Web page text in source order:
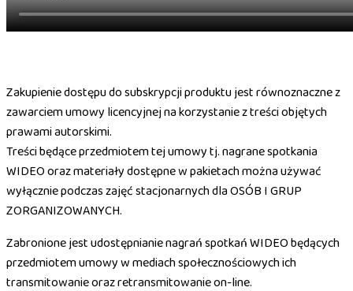
Zakupienie dostępu do subskrypcji produktu jest równoznaczne z
zawarciem umowy licencyjnej na korzystanie z treści objętych
prawami autorskimi.
Treści będące przedmiotem tej umowy tj. nagrane spotkania
WIDEO oraz materiały dostępne w pakietach można używać
wyłącznie podczas zajęć stacjonarnych dla OSÓB I GRUP
ZORGANIZOWANYCH.
Zabronione jest udostępnianie nagrań spotkań WIDEO będących
przedmiotem umowy w mediach społecznościowych ich
transmitowanie oraz retransmitowanie on-line.